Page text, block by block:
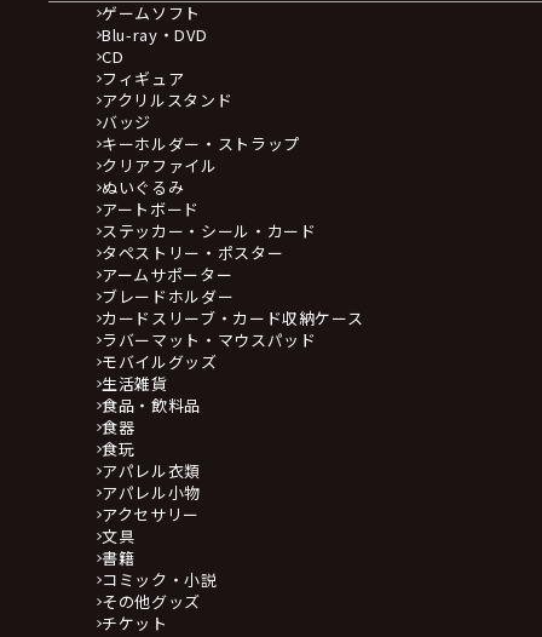
ゲームソフト
Blu-ray・DVD
CD
フィギュア
アクリルスタンド
バッジ
キーホルダー・ストラップ
クリアファイル
ぬいぐるみ
アートボード
ステッカー・シール・カード
タペストリー・ポスター
アームサポーター
ブレードホルダー
カードスリーブ・カード収納ケース
ラバーマット・マウスパッド
モバイルグッズ
生活雑貨
食品・飲料品
食器
食玩
アパレル衣類
アパレル小物
アクセサリー
文具
書籍
コミック・小説
その他グッズ
チケット